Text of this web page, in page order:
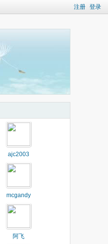
注册 登录
ajc2003
mcgandy
阿飞